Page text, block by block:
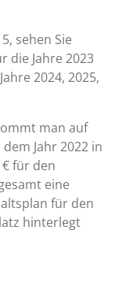
sehen Sie
die Jahre 2023
2024, 2025,
man auf
Jahr 2022 in
€ für den
eine
für den
hinterlegt